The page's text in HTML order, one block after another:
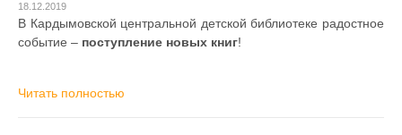
18.12.2019
В Кардымовской центральной детской библиотеке радостное
событие – поступление новых книг!
Читать полностью